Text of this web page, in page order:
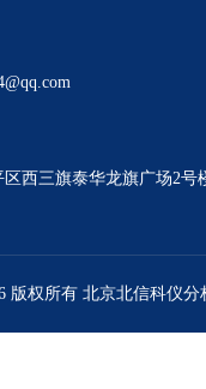
西三旗泰华龙旗广场2号
版权所有 北京北信科仪